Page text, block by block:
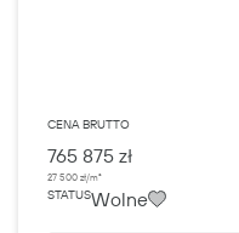
CENA BRUTTO
765 875 zł
27 500 zł/m²
STATUSWolne